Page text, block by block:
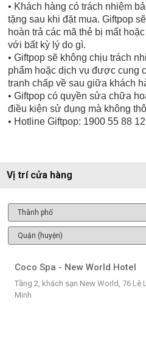
• Khách hàng có trách nhiệm
tặng sau khi đặt mua. Giftpop
hoàn trả các mã thẻ bị mất
với bất kỳ lý do gì.
• Giftpop sẽ không chịu trách
phẩm hoặc dịch vụ được cung
tranh chấp về sau giữa khách
• Giftpop có quyền sửa chữa
điều kiện sử dụng mà không
• Hotline Giftpop: 1900 55 88
Vị trí cửa hàng
Coco Spa - New World Hotel
Tầng 2, khách sạn New World, 76 Lê
Minh